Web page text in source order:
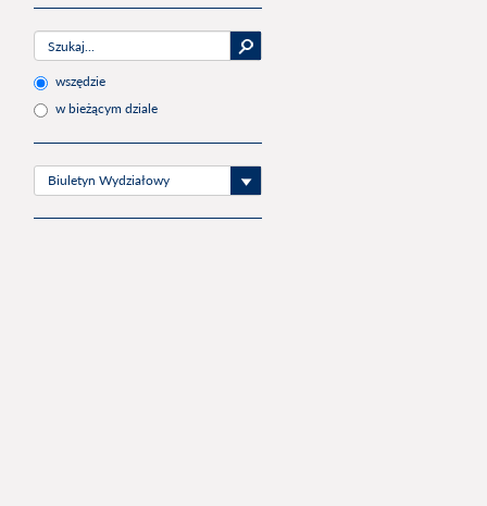
wszędzie
w bieżącym dziale
Biuletyn Wydziałowy